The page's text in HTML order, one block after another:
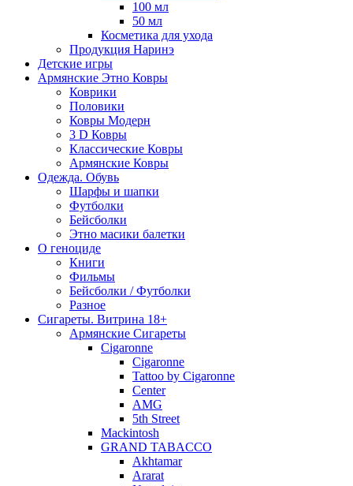
100 мл
50 мл
Косметика для ухода
Продукция Наринэ
Детские игры
Армянские Этно Ковры
Коврики
Половики
Ковры Модерн
3 D Ковры
Классические Ковры
Армянские Ковры
Одежда. Обувь
Шарфы и шапки
Футболки
Бейсболки
Этно масики балетки
О геноциде
Книги
Фильмы
Бейсболки / Футболки
Разное
Сигареты. Витрина 18+
Армянские Сигареты
Cigaronne
Cigaronne
Tattoo by Cigaronne
Center
AMG
5th Street
Mackintosh
GRAND TABACCO
Akhtamar
Ararat